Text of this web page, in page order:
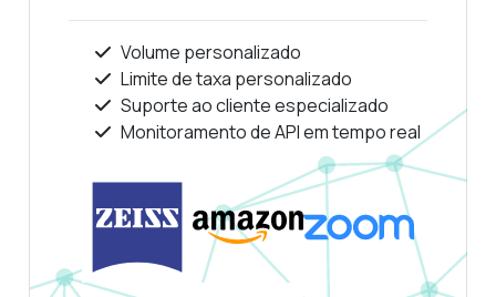
Volume personalizado
Limite de taxa personalizado
Suporte ao cliente especializado
Monitoramento de API em tempo real
Respondido por Zyla AI Prefiro perguntar ao Suporte